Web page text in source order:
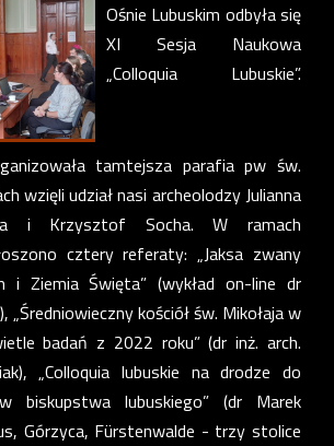
Ośnie Lubuskim odbyła się
XI Sesja Naukowa
„Colloquia Lubuskie”.
tamtejsza parafia pw św.
wzięli udział nasi archeolodzy Julianna
i Krzysztof Socha. W ramach
cztery referaty: „Jaksa zwany
i Ziemia Święta” (wykład on-line dr
„Średniowieczny kościół św. Mikołaja w
badań z 2022 roku” (dr inż. arch.
„Colloquia lubuskie na drodze do
biskupstwa lubuskiego” (dr Marek
Górzyca, Fürstenwalde - trzy stolice